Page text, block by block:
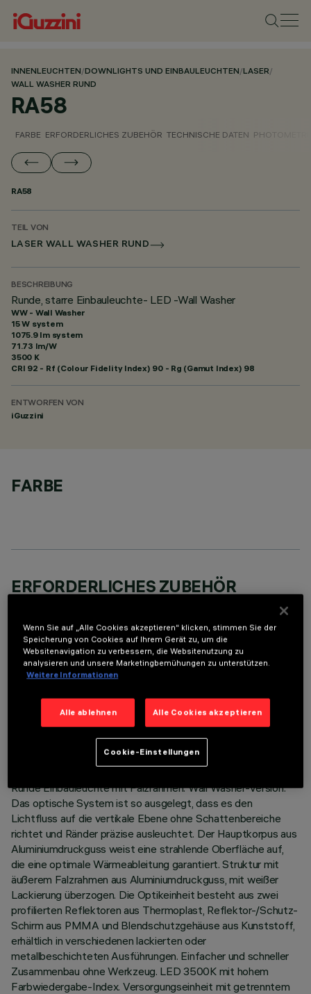
INNENLEUCHTEN/DOWNLIGHTS UND EINBAULEUCHTEN/LASER/
WALL WASHER RUND
RA58
FARBE ERFORDERLICHES ZUBEHÖR TECHNISCHE DATEN
RA58
TEIL VON
LASER WALL WASHER RUND
BESCHREIBUNG
Runde, starre Einbauleuchte- LED -Wall Washer
WW - Wall Washer
15 W system
1075.9 lm system
71.73 lm/W
3500 K
CRI 92 - Rf (Colour Fidelity Index) 90 - Rg (Gamut Index) 98
ENTWORFEN VON
iGuzzini
FARBE
ERFORDERLICHES ZUBEHÖR
Um das Produkt ordnungsgemäß zu installieren und zu betreiben, muss eines der erforderlichen
TECHNISCHE DATEN
LETZTES UPDATE: 05.08.2026
Runde Einbauleuchte mit Falzrahmen. Wall Washer-Version:
Das optische System ist so ausgelegt, dass es den
Lichtfluss auf die vertikale Ebene ohne Schattenbereiche
richtet und Ränder präzise ausleuchtet. Der Hauptkorpus aus
Aluminiumdruckguss weist eine strahlende Oberfläche auf,
die eine optimale Wärmeableitung garantiert. Struktur mit
äußerem Falzrahmen aus Aluminiumdruckguss, mit weißer
Lackierung überzogen. Die Optikeinheit besteht aus zwei
profilierten Reflektoren aus Thermoplast, Reflektor-/Schutz-
Schirm aus PMMA und Blendschutzgehäuse aus Kunststoff,
erhältlich in verschiedenen lackierten oder
metallbeschichteten Ausführungen. Einfacher und schneller
Zusammenbau ohne Werkzeug. LED 3500K mit hohem
Farbwiedergabe-Index. Versorgungseinheit mit getrenntem
Wenn Sie auf „Alle Cookies akzeptieren“ klicken, stimmen Sie der
Speicherung von Cookies auf Ihrem Gerät zu, um die
Websitenavigation zu verbessern, die Websitenutzung zu
analysieren und unsere Marketingbemühungen zu unterstützen.
Weitere Informationen
Alle ablehnen Alle Cookies akzeptieren
Cookie-Einstellungen